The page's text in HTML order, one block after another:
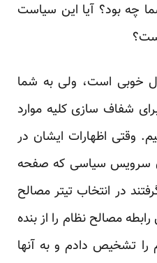
چه بود؟ آیا این سیاست
خوبی است، ولی به شما
شفاف سازی کلیه موارد
وقتی اظهارات ایشان در
سرویس سیاسی که صفحه
در انتخاب تیتر مصالح
مصالح نظام را از بنده
را تشخیص دادم و به آنها